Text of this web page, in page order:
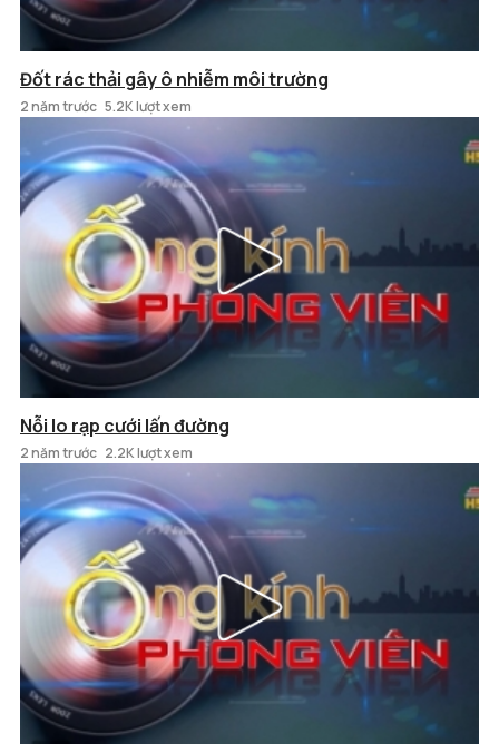
Đốt rác thải gây ô nhiễm môi trường
2 năm trước 5.2K lượt xem
Nỗi lo rạp cưới lấn đường
2 năm trước 2.2K lượt xem